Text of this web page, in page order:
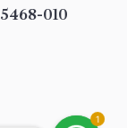
010
1